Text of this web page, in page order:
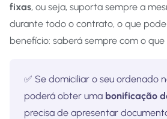
fixas, ou seja, suporta sempre a
durante todo o contrato, o que
benefício: saberá sempre com o que
✅ Se domiciliar o seu ordenado
poderá obter uma bonificação
precisa de apresentar